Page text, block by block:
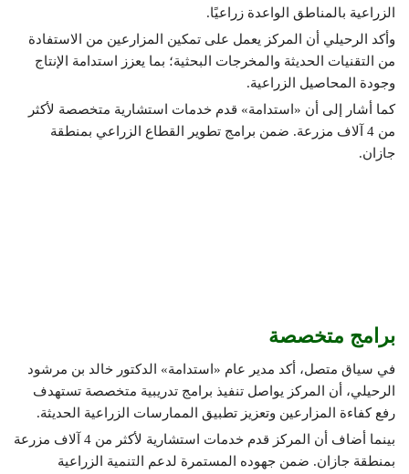
الزراعية بالمناطق الواعدة زراعيًا.
وأكد الرحيلي أن المركز يعمل على تمكين المزارعين من الاستفادة
من التقنيات الحديثة والمخرجات البحثية؛ بما يعزز استدامة الإنتاج
وجودة المحاصيل الزراعية.
كما أشار إلى أن «استدامة» قدم خدمات استشارية متخصصة لأكثر
من 4 آلاف مزرعة. ضمن برامج تطوير القطاع الزراعي بمنطقة
جازان.
برامج متخصصة
في سياق متصل، أكد مدير عام «استدامة» الدكتور خالد بن مرشود
الرحيلي، أن المركز يواصل تنفيذ برامج تدريبية متخصصة تستهدف
رفع كفاءة المزارعين وتعزيز تطبيق الممارسات الزراعية الحديثة.
بينما أضاف أن المركز قدم خدمات استشارية لأكثر من 4 آلاف مزرعة
بمنطقة جازان. ضمن جهوده المستمرة لدعم التنمية الزراعية